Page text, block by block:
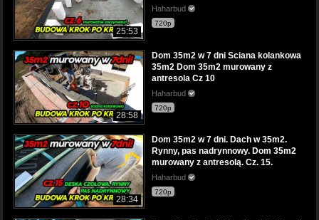
25:53
Haharbud
720p
28:58
Dom 35m2 w 7 dni Sciana kolankowa
35m2 Dom 35m2 murowany z
antresola Cz 10
Haharbud
720p
28:34
Dom 35m2 w 7 dni. Dach w 35m2.
Rynny, pas nadrynnowy. Dom 35m2
murowany z antresolą. Cz. 15.
Haharbud
720p